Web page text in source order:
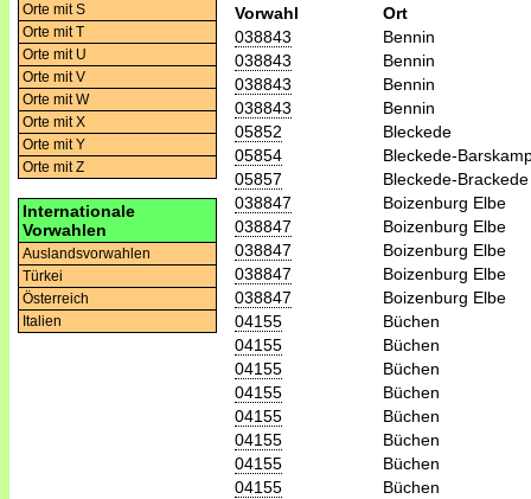
Orte mit S
Orte mit T
Orte mit U
Orte mit V
Orte mit W
Orte mit X
Orte mit Y
Orte mit Z
Internationale
Vorwahlen
Auslandsvorwahlen
Türkei
Österreich
Italien
Vorwahl
Ort
038843
Bennin
038843
Bennin
038843
Bennin
038843
Bennin
05852
Bleckede
05854
Bleckede-
05857
Bleckede-Brackede
038847
Boizenburg Elbe
038847
Boizenburg Elbe
038847
Boizenburg Elbe
038847
Boizenburg Elbe
038847
Boizenburg Elbe
04155
Büchen
04155
Büchen
04155
Büchen
04155
Büchen
04155
Büchen
04155
Büchen
04155
Büchen
04155
Büchen